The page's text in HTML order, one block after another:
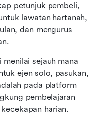
petunjuk pembeli,
lawatan hartanah,
dan mengurus
menilai sejauh mana
ejen solo, pasukan,
pada platform
pembelajaran
harian.